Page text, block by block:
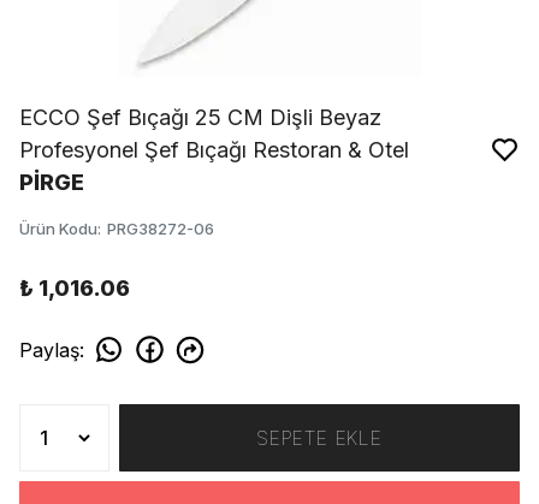
ECCO Şef Bıçağı 25 CM Dişli Beyaz
Profesyonel Şef Bıçağı Restoran & Otel
PİRGE
Ürün Kodu: PRG38272-06
₺ 1,016.06
Paylaş:
SEPETE EKLE